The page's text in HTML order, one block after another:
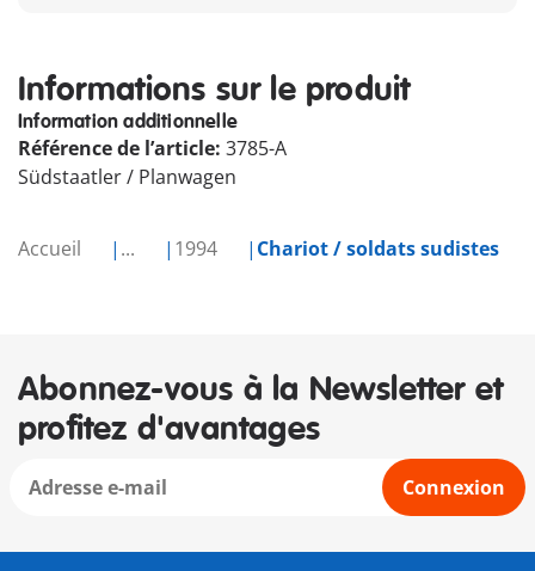
Accueil ... 1994 Chariot / soldats sudistes
Informations sur le produit
Information additionnelle
Référence de l’article: 3785-A
Südstaatler / Planwagen
Abonnez-vous à la Newsletter et
profitez d'avantages
Connexion